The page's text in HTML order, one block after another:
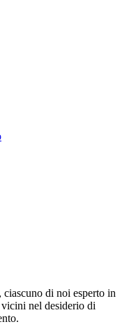
di noi esperto in
nel desiderio di